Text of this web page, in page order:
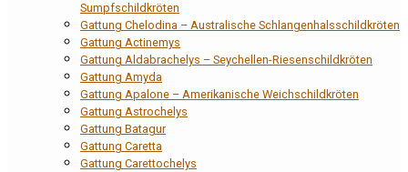
Sumpfschildkröten
Gattung Chelodina – Australische Schlangenhalsschildkröten
Gattung Actinemys
Gattung Aldabrachelys – Seychellen-Riesenschildkröten
Gattung Amyda
Gattung Apalone – Amerikanische Weichschildkröten
Gattung Astrochelys
Gattung Batagur
Gattung Caretta
Gattung Carettochelys